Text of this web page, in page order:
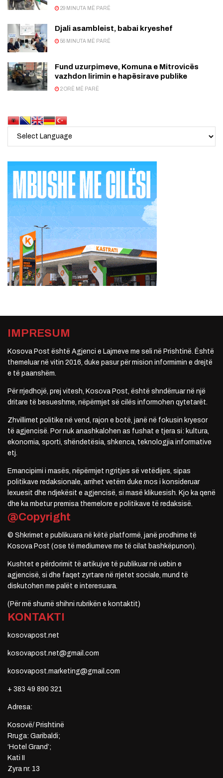
29 MINUTA MË PARË
Djali asambleist, babai kryeshef
56 MINUTA MË PARË
Fund uzurpimeve, Komuna e Mitrovicës
vazhdon lirimin e hapësirave publike
2 ORË MË PARË
IMPRESUM
Kosova Post është Agjenci e Lajmeve me seli në Prishtinë. Është
themeluar në vitin 2016, duke pasur për mision informimin e drejtë
e të paanshëm.
Për rrjedhojë, prej vitesh, Kosova Post, është shndërruar në një
dritare të besueshme, nëpërmjet së cilës informohen qytetarët.
Zhvillimet politike në vend, rajon e botë, janë në fokusin kryesor
të agjencisë. Por nuk anashkalohen as fushat e tjera si: kultura,
ekonomia, sporti, shëndetësia, shkenca, teknologjia informative
etj.
Emancipimi i masës, nëpërmjet ngritjes së vetëdijes, sipas
politikave redaksionale, arrihet vetëm duke mos i konsideruar
lexuesit dhe ndjekësit e agjencisë, si masë klikuesish. Kjo ka qenë
dhe ka mbetur premisa themelore e politikave të redaksisë.
@Copyright
© Shkrimet e publikuara në këtë platformë, janë prodhime të
Kosova Post (ose të mediumeve me të cilat bashkëpunon).
Kushtet e përdorimit të artikujve të publikuar në uebin e
agjencisë, si dhe faqet zyrtare në rrjetet sociale, mund të
diskutohen me palët e interesuara.
(Për më shumë shihni rubrikën e kontaktit)
KONTAKTI
kosovapost.net
kosovapost.net@gmail.com
kosovapost.marketing@gmail.com
+ 383 49 890 321
Adresa:
Kosovë/ Prishtinë
Rruga: Garibaldi;
‘Hotel Grand’;
Kati II
Zyra nr. 13